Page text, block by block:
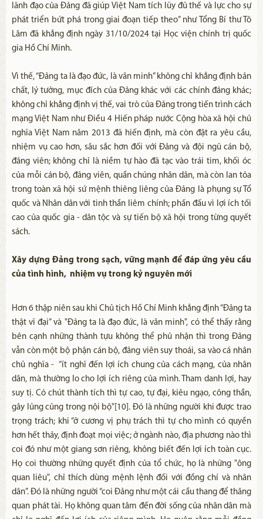
lãnh đạo của Đảng đã giúp Việt Nam tích lũy đủ thế và lực cho sự
phát triển bứt phá trong giai đoạn tiếp theo” như Tổng Bí thư Tô
Lâm đã khẳng định ngày 31/10/2024 tại Học viện chính trị quốc
gia Hồ Chí Minh.
Vì thế, “Đảng ta là đạo đức, là văn minh” không chỉ khẳng định bản
chất, lý tưởng, mục đích của Đảng khác với các chính đảng khác;
không chỉ khẳng định vị thế, vai trò của Đảng trong tiến trình cách
mạng Việt Nam như Điều 4 Hiến pháp nước Cộng hòa xã hội chủ
nghĩa Việt Nam năm 2013 đã hiến định, mà còn đặt ra yêu cầu,
nhiệm vụ cao hơn, sâu sắc hơn đối với Đảng và đội ngũ cán bộ,
đảng viên; không chỉ là niềm tự hào đã tạc vào trái tim, khối óc
của mỗi cán bộ, đảng viên, quần chúng nhân dân, mà còn lan tỏa
trong toàn xã hội sứ mệnh thiêng liêng của Đảng là phụng sự Tổ
quốc và Nhân dân với tinh thần liêm chính; phấn đấu vì lợi ích tối
cao của quốc gia - dân tộc và sự tiến bộ xã hội trong từng quyết
sách.
Xây dựng Đảng trong sạch, vững mạnh để đáp ứng yêu cầu
của tình hình, nhiệm vụ trong kỷ nguyên mới
Hơn 6 thập niên sau khi Chủ tịch Hồ Chí Minh khẳng định “Đảng ta
thật vĩ đại” và "Đảng ta là đạo đức, là văn minh", có thể thấy rằng
bên cạnh những thành tựu không thể phủ nhận thì trong Đảng
vẫn còn một bộ phận cán bộ, đảng viên suy thoái, sa vào cá nhân
chủ nghĩa - “ít nghĩ đến lợi ích chung của cách mạng, của nhân
dân, mà thường lo cho lợi ích riêng của mình. Tham danh lợi, hay
suy tị. Có chút thành tích thì tự cao, tự đại, kiêu ngạo, công thần,
gây lủng củng trong nội bộ"[10]. Đó là những người khi được trao
trọng trách; khi “ở cương vị phụ trách thì tự cho mình có quyền
hơn hết thảy, định đoạt mọi việc; ở ngành nào, địa phương nào thì
coi đó như một giang sơn riêng, không biết đến lợi ích toàn cục.
Họ coi thường những quyết định của tổ chức, họ là những "ông
quan liêu", chỉ thích dùng mệnh lệnh đối với đồng chí và nhân
dân”. Đó là những người “coi Đảng như một cái cầu thang để thăng
quan phát tài. Họ không quan tâm đến đời sống của nhân dân mà